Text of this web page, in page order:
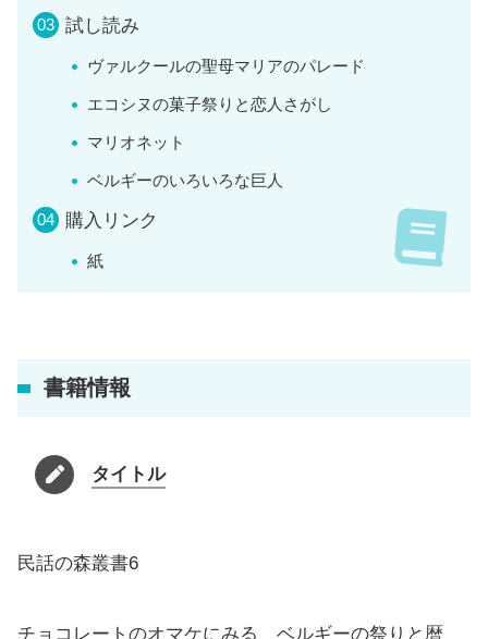
試し読み
ヴァルクールの聖母マリアのパレード
エコシヌの菓子祭りと恋人さがし
マリオネット
ベルギーのいろいろな巨人
購入リンク
紙
書籍情報
タイトル
民話の森叢書6
チョコレートのオマケにみる ベルギーの祭りと暦